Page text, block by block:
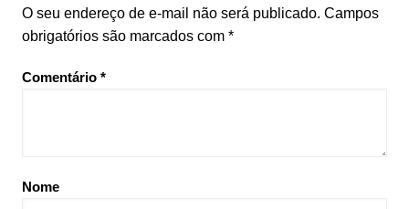
O seu endereço de e-mail não será publicado. Campos
obrigatórios são marcados com *
Comentário *
Nome